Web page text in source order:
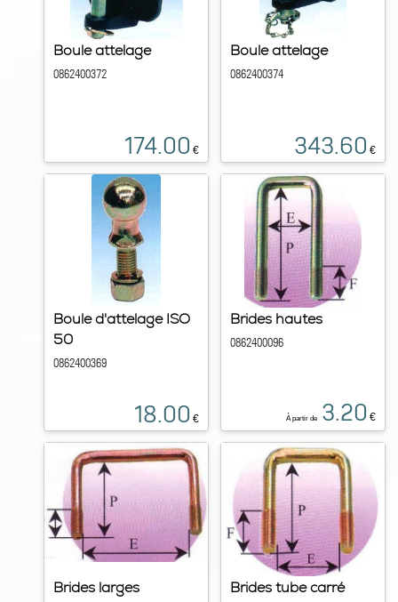
Boule attelage
0862400372
174.00 €
Boule attelage
0862400374
343.60 €
Boule d'attelage ISO
50
0862400369
18.00 €
Brides hautes
0862400096
À partir de 3.20 €
Brides larges Brides tube carré